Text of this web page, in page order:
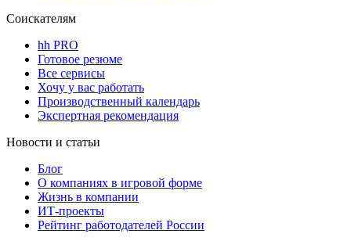
Соискателям
hh PRO
Готовое резюме
Все сервисы
Хочу у вас работать
Производственный календарь
Экспертная рекомендация
Новости и статьи
Блог
О компаниях в игровой форме
Жизнь в компании
ИТ-проекты
Рейтинг работодателей России